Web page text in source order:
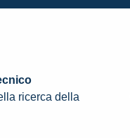
ricerca della